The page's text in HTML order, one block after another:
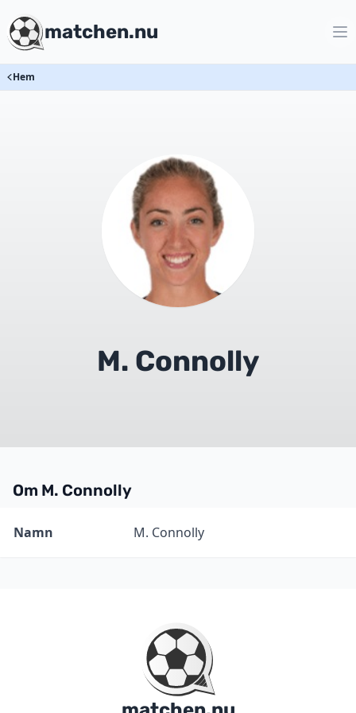
matchen.nu
Hem
M. Connolly
Om M. Connolly
Information
Namn M. Connolly